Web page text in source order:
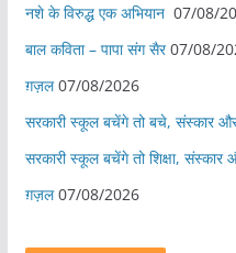
नशे के विरुद्ध एक अभियान 07/08/
बाल कविता – पापा संग सैर 07/08/
ग़ज़ल 07/08/2026
सरकारी स्कूल बचेंगे तो बचे, संस्कार और
सरकारी स्कूल बचेंगे तो शिक्षा, संस्कार
ग़ज़ल 07/08/2026